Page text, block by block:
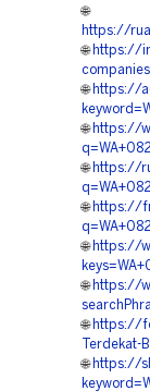
🌐
https://
🌐 https://
🌐 https://
🌐 https://
🌐 https://
🌐 https://
🌐 https://
🌐 https://
🌐 https://
Terdekat-
🌐 https://